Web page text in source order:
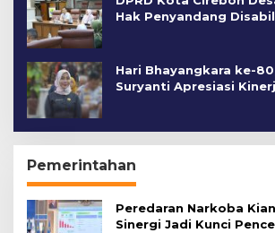
Hak Penyandang
Hari Bhayangkara ke-
Suryanti Apresiasi
Pemerintahan
Peredaran Narkoba
Sinergi Jadi Kunci